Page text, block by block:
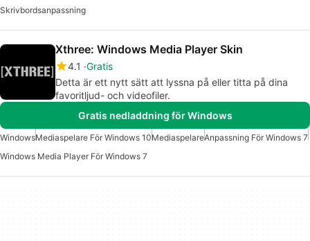
Skrivbordsanpassning
Xthree: Windows Media Player Skin
4.1 Gratis
Detta är ett nytt sätt att lyssna på eller titta på dina
favoritljud- och videofiler.
Gratis nedladdning för Windows
WindowsMediaspelare För Windows 10MediaspelareAnpassning För Windows 7
Windows Media Player För Windows 7